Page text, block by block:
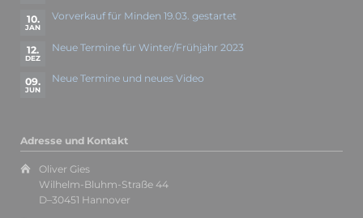
10.
JAN
Vorverkauf für Minden 19.03. gestartet
12.
DEZ
Neue Termine für Winter/Frühjahr 2023
09.
JUN
Neue Termine und neues Video
Adresse und Kontakt
Oliver Gies
Wilhelm-Bluhm-Straße 44
D–30451 Hannover